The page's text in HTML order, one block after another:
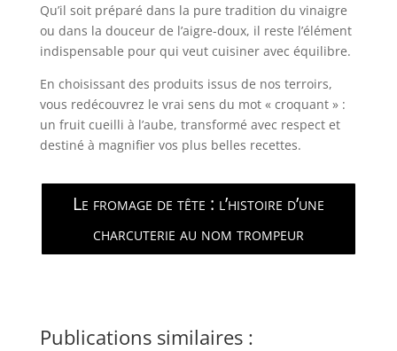
Qu’il soit préparé dans la pure tradition du vinaigre
ou dans la douceur de l’aigre-doux, il reste l’élément
indispensable pour qui veut cuisiner avec équilibre.
En choisissant des produits issus de nos terroirs,
vous redécouvrez le vrai sens du mot « croquant » :
un fruit cueilli à l’aube, transformé avec respect et
destiné à magnifier vos plus belles recettes.
Le fromage de tête : l’histoire d’une
charcuterie au nom trompeur
Publications similaires :